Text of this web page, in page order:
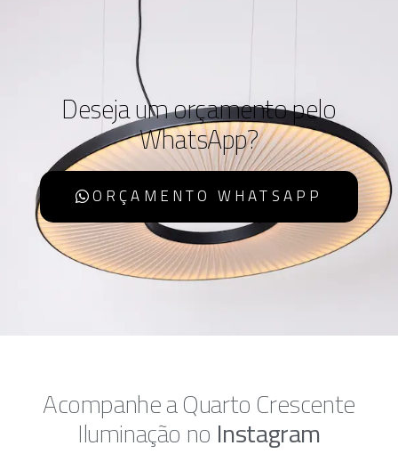
Deseja um orçamento pelo
WhatsApp?
ORÇAMENTO WHATSAPP
Acompanhe a Quarto Crescente
Iluminação no Instagram